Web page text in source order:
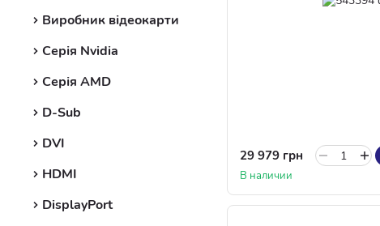
29 979 грн
В наличии
Виробник відеокарти
Серія Nvidia
Серія AMD
D-Sub
DVI
HDMI
DisplayPort